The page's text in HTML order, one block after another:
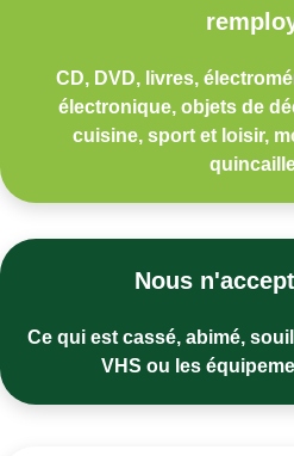
CD, DVD, livres,
électronique, objets de
cuisine, sport et loisir,
Nous
Ce qui est cassé, abimé,
VHS ou les